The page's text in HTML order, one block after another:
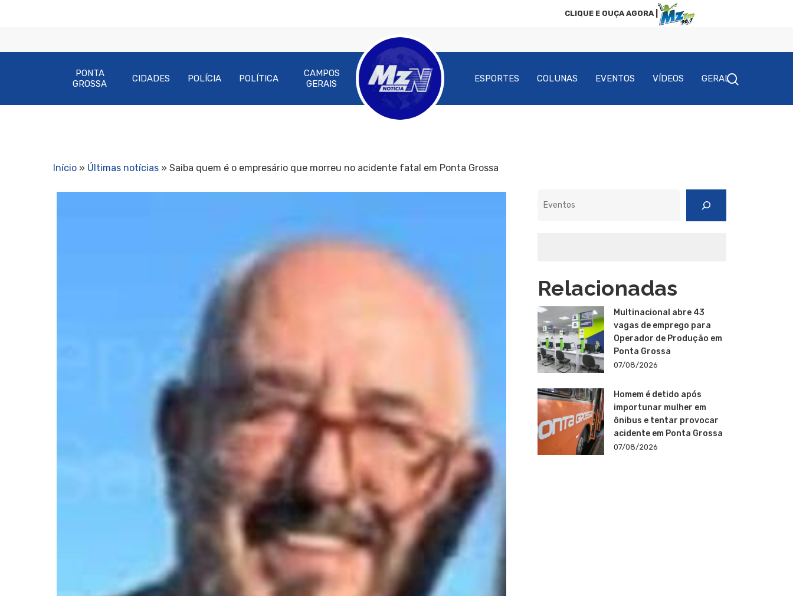
CLIQUE E OUÇA AGORA |
Pressione Enter para pesquisar ou ESC para fechar
PONTA
GROSSA
CIDADES POLÍCIA POLÍTICA
CAMPOS
GERAIS
ESPORTES COLUNAS EVENTOS VÍDEOS GERAL
Início » Últimas notícias » Saiba quem é o empresário que morreu no acidente fatal em Ponta Grossa
Relacionadas
Multinacional abre 43
vagas de emprego para
Operador de Produção em
Ponta Grossa
07/08/2026
Homem é detido após
importunar mulher em
ônibus e tentar provocar
acidente em Ponta Grossa
07/08/2026